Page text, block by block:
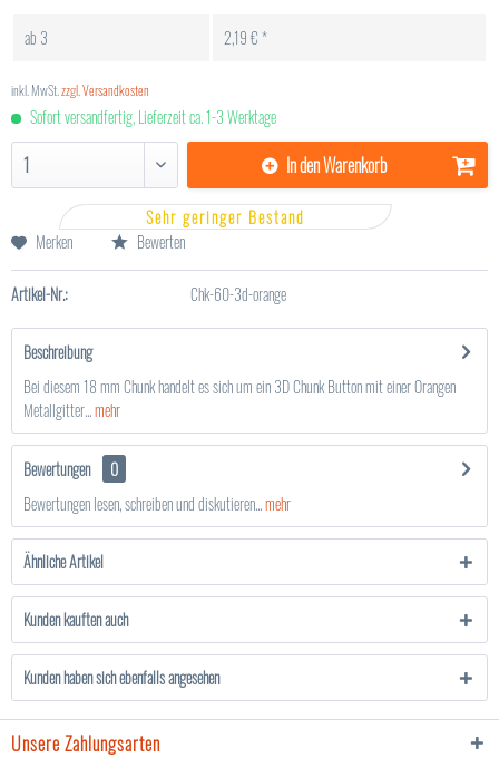
ab 3 2,19 € *
inkl. MwSt. zzgl. Versandkosten
Sofort versandfertig, Lieferzeit ca. 1-3 Werktage
In denWarenkorb
Sehr geringer Bestand
Merken
Bewerten
Artikel-Nr.: Chk-60-3d-orange
Beschreibung
Bei diesem 18 mm Chunk handelt es sich um ein 3D Chunk Button mit einer Orangen
Metallgitter...mehr
Bewertungen
0
Bewertungen lesen, schreiben und diskutieren...mehr
Ähnliche Artikel
Kunden kauften auch
Kunden haben sich ebenfalls angesehen
Unsere Zahlungsarten